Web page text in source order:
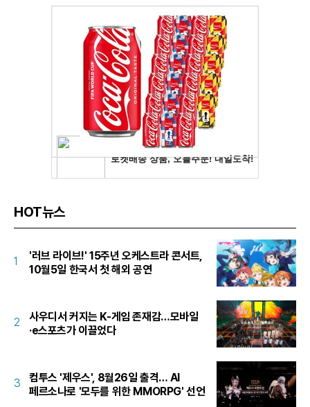
HOT뉴스
1
'러브 라이브!' 15주년 오케스트라 콘서트,
10월5일 한국서 첫 해외 공연
2
사우디서 커지는 K-게임 존재감…모바일
·e스포츠가 이끌었다
3
컴투스 '제우스', 8월26일 출격… AI
페르소나로 '모두를 위한 MMORPG' 선언